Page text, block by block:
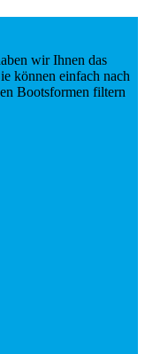
wir Ihnen das
können einfach nach
Bootsformen filtern